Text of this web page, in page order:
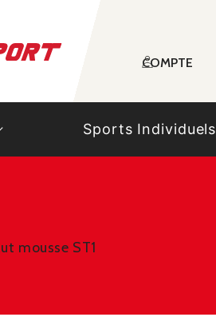
COMPTE
Sports Individuels
mousse ST1